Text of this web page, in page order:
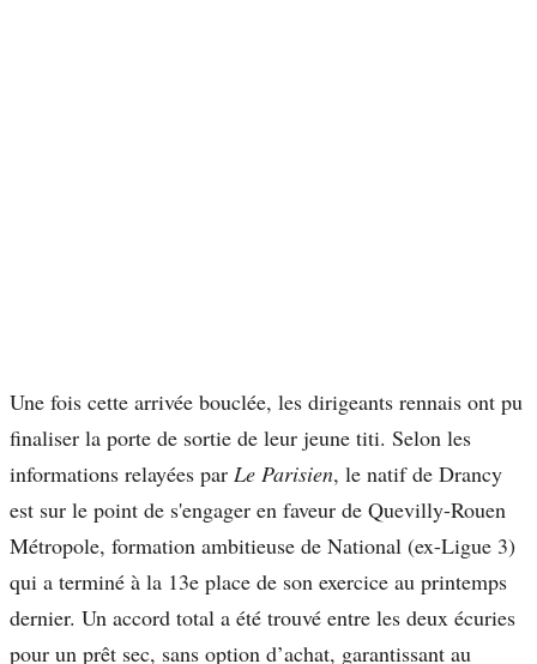
Une fois cette arrivée bouclée, les dirigeants rennais ont pu
finaliser la porte de sortie de leur jeune titi. Selon les
informations relayées par Le Parisien, le natif de Drancy
est sur le point de s'engager en faveur de Quevilly-Rouen
Métropole, formation ambitieuse de National (ex-Ligue 3)
qui a terminé à la 13e place de son exercice au printemps
dernier. Un accord total a été trouvé entre les deux écuries
pour un prêt sec, sans option d’achat, garantissant au